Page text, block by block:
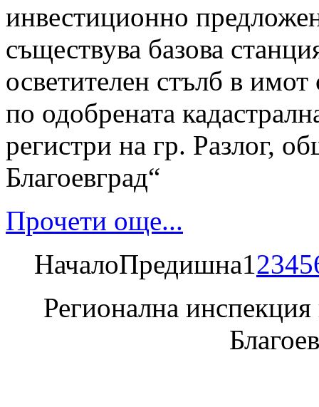
инвестиционно
съществува базова
осветителен стълб в
по одобрената
регистри на гр. Разлог,
Благоевград“
Прочети още...
НачалоПредишна12345
Регионална